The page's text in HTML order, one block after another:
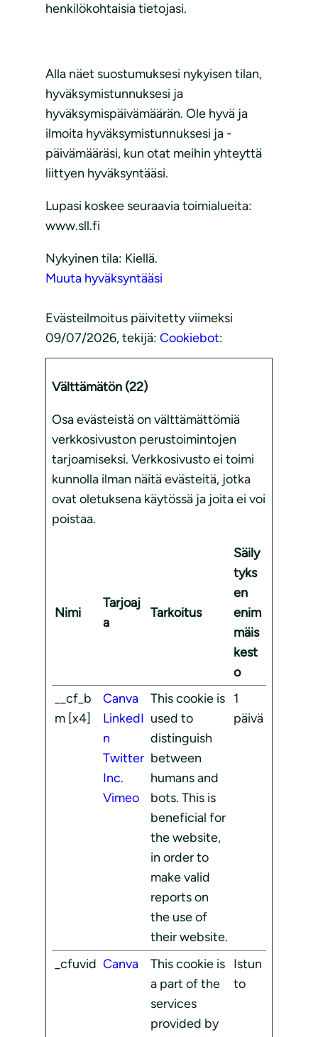
henkilökohtaisia tietojasi.
Alla näet suostumuksesi nykyisen tilan,
hyväksymistunnuksesi ja
hyväksymispäivämäärän. Ole hyvä ja
ilmoita hyväksymistunnuksesi ja -
päivämääräsi, kun otat meihin yhteyttä
liittyen hyväksyntääsi.
Lupasi koskee seuraavia toimialueita:
www.sll.fi
Nykyinen tila: Kiellä.
Muuta hyväksyntääsi
Evästeilmoitus päivitetty viimeksi
09/07/2026, tekijä: Cookiebot:
Välttämätön (22)
Osa evästeistä on välttämättömiä
verkkosivuston perustoimintojen
tarjoamiseksi. Verkkosivusto ei toimi
kunnolla ilman näitä evästeitä, jotka
ovat oletuksena käytössä ja joita ei voi
poistaa.
Nimi
Tarjoaj
a
Tarkoitus
Säily
tyks
en
enim
mäis
kest
o
__cf_b
m [x4]
Canva
LinkedI
n
Twitter
Inc.
Vimeo
This cookie is
used to
distinguish
between
humans and
bots. This is
beneficial for
the website,
in order to
make valid
reports on
the use of
their website.
1
päivä
_cfuvid Canva
This cookie is
a part of the
services
provided by
Istun
to